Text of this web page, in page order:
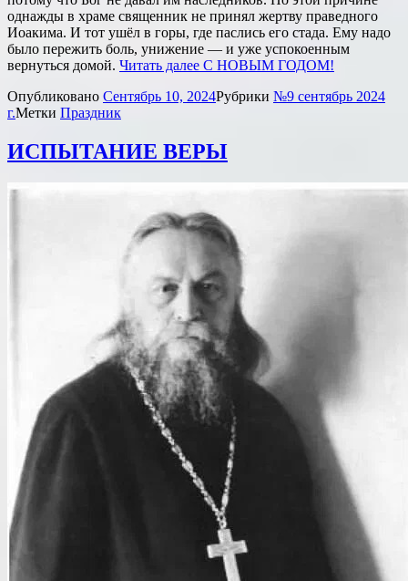
однажды в храме священник не принял жертву праведного
Иоакима. И тот ушёл в горы, где паслись его стада. Ему надо
было пережить боль, унижение — и уже успокоенным
вернуться домой. Читать далее С НОВЫМ ГОДОМ!
Опубликовано Сентябрь 10, 2024Рубрики №9 сентябрь 2024
г.Метки Праздник
ИСПЫТАНИЕ ВЕРЫ